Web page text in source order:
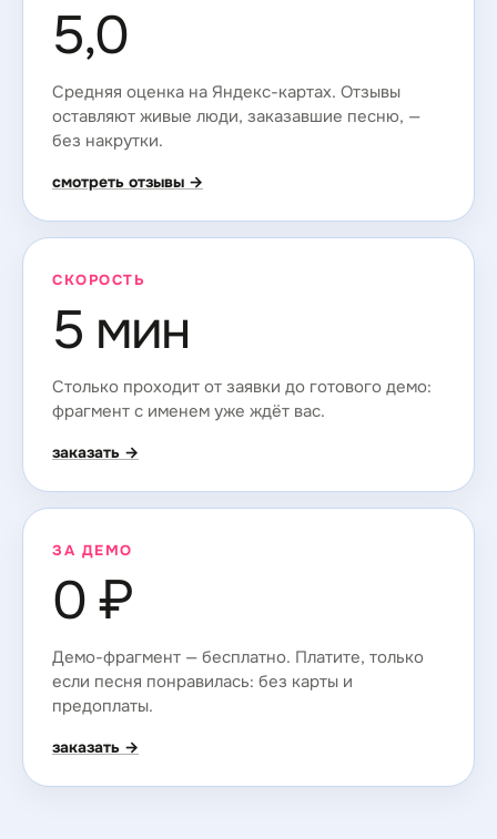
5,0
Средняя оценка на Яндекс-картах. Отзывы
оставляют живые люди, заказавшие песню, —
без накрутки.
смотреть отзывы →
СКОРОСТЬ
5 мин
Столько проходит от заявки до готового демо:
фрагмент с именем уже ждёт вас.
заказать →
ЗА ДЕМО
0 ₽
Демо-фрагмент — бесплатно. Платите, только
если песня понравилась: без карты и
предоплаты.
заказать →